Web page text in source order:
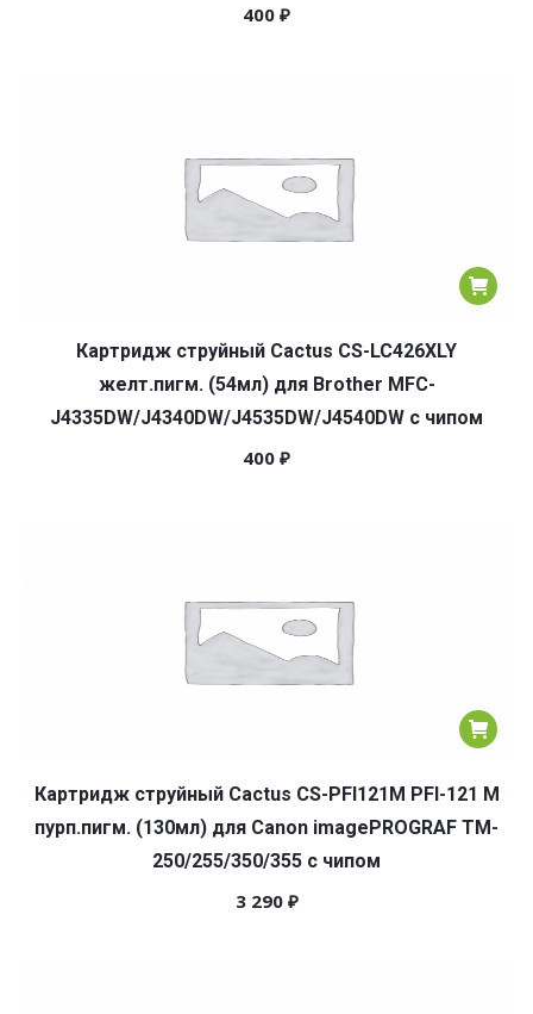
400 ₽
Картридж струйный Cactus CS-LC426XLY
желт.пигм. (54мл) для Brother MFC-
J4335DW/J4340DW/J4535DW/J4540DW с чипом
400 ₽
Картридж струйный Cactus CS-PFI121M PFI-121 M
пурп.пигм. (130мл) для Canon imagePROGRAF TM-
250/255/350/355 с чипом
3 290 ₽